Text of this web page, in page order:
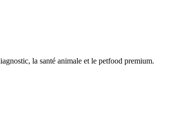
la santé animale et le petfood premium.